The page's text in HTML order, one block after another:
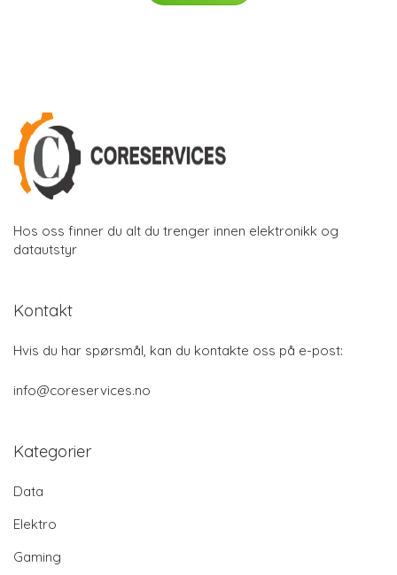
Hos oss finner du alt du trenger innen elektronikk og
datautstyr
Kontakt
Hvis du har spørsmål, kan du kontakte oss på e-post:
info@coreservices.no
Kategorier
Data
Elektro
Gaming